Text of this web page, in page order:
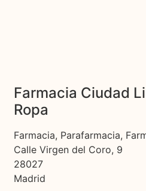
Farmacia Ciudad
Ropa
Farmacia, Parafarmacia,
Calle Virgen del Coro, 9
28027
Madrid